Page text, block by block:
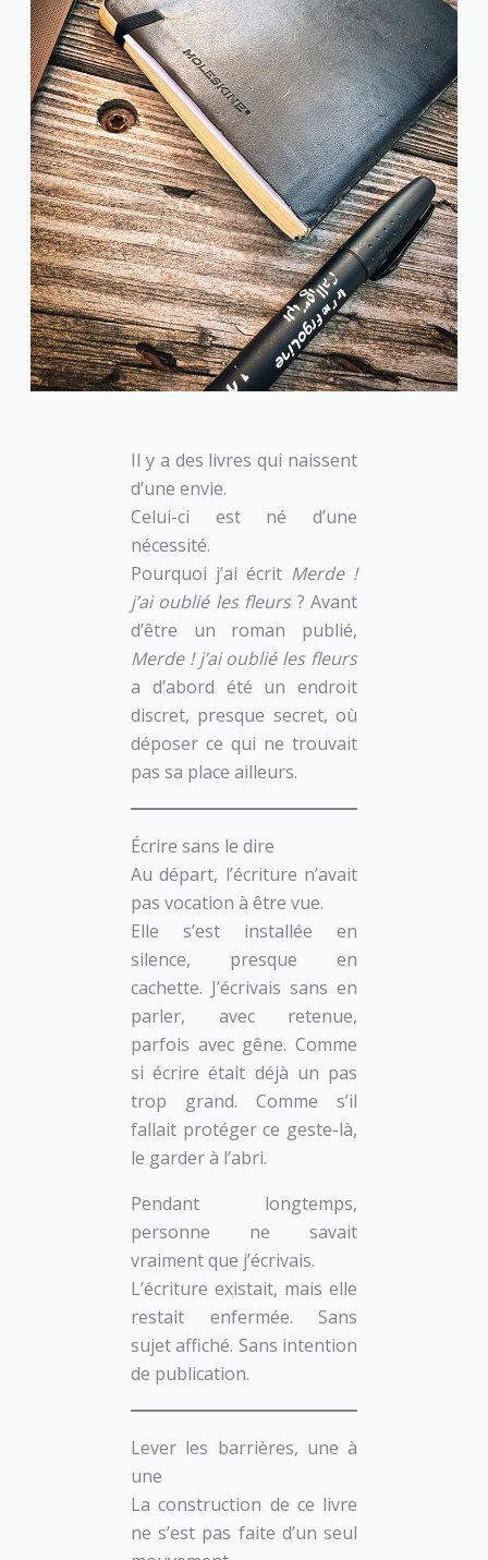
Il y a des livres qui naissent
d’une envie.
Celui-ci est né d’une
nécessité.
Pourquoi j’ai écrit Merde !
j’ai oublié les fleurs? Avant
d’être un roman publié,
Merde ! j’ai oublié les fleurs
a d’abord été un endroit
discret, presque secret, où
déposer ce qui ne trouvait
pas sa place ailleurs.
Écrire sans le dire
Au départ, l’écriture n’avait
pas vocation à être vue.
Elle s’est installée en
silence, presque en
cachette. J’écrivais sans en
parler, avec retenue,
parfois avec gêne. Comme
si écrire était déjà un pas
trop grand. Comme s’il
fallait protéger ce geste-là,
le garder à l’abri.
Pendant longtemps,
personne ne savait
vraiment que j’écrivais.
L’écriture existait, mais elle
restait enfermée. Sans
sujet affiché. Sans intention
de publication.
Lever les barrières, une à
une
La construction de ce livre
ne s’est pas faite d’un seul